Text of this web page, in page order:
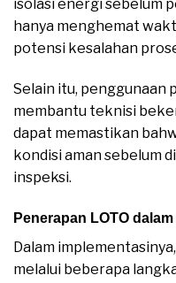
isolasi energi sebelum
hanya menghemat
potensi kesalahan
Selain itu, penggunaan
membantu teknisi
dapat memastikan
kondisi aman sebelum
inspeksi.
Penerapan LOTO
Dalam
melalui beberapa